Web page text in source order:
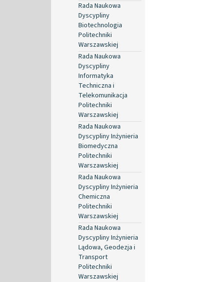
Rada Naukowa
Dyscypliny
Biotechnologia
Politechniki
Warszawskiej
Rada Naukowa
Dyscypliny
Informatyka
Techniczna i
Telekomunikacja
Politechniki
Warszawskiej
Rada Naukowa
Dyscypliny Inżynieria
Biomedyczna
Politechniki
Warszawskiej
Rada Naukowa
Dyscypliny Inżynieria
Chemiczna
Politechniki
Warszawskiej
Rada Naukowa
Dyscypliny Inżynieria
Lądowa, Geodezja i
Transport
Politechniki
Warszawskiej